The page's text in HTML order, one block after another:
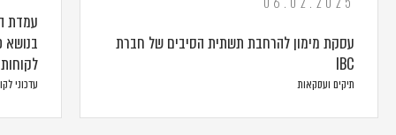
עסקת מימון להרחבת תשתית הסיבים של חברת
IBC
תיקים ועסקאות
עמדת
בנושא
לקוחות
עדכוני